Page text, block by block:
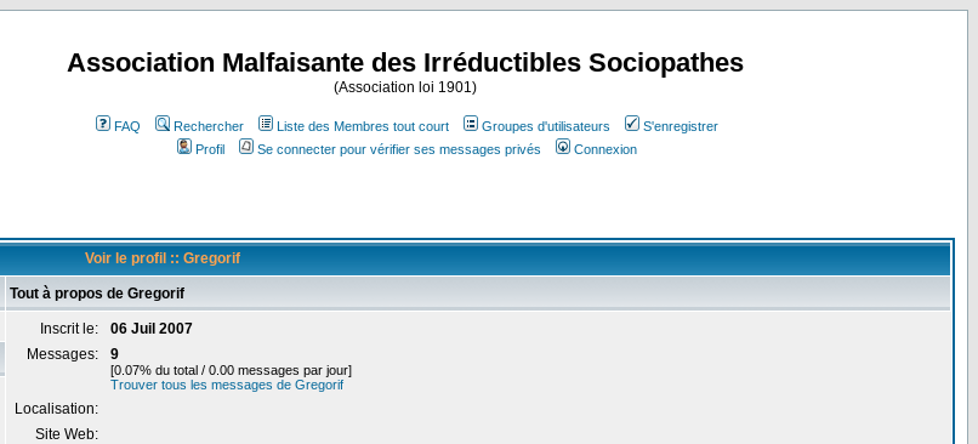
Association Malfaisante des Irréductibles Sociopathes
(Association loi 1901)
FAQ Rechercher Liste des Membres tout court Groupes d'utilisateurs
S'enregistrer
Profil
Se connecter pour vérifier ses messages privés Connexion
Voir le profil :: Gregorif
Tout à propos de Gregorif
Inscrit le:
06 Juil 2007
Messages:
9
[0.07% du total / 0.00 messages par jour]
Trouver tous les messages de Gregorif
Localisation:
Site Web: